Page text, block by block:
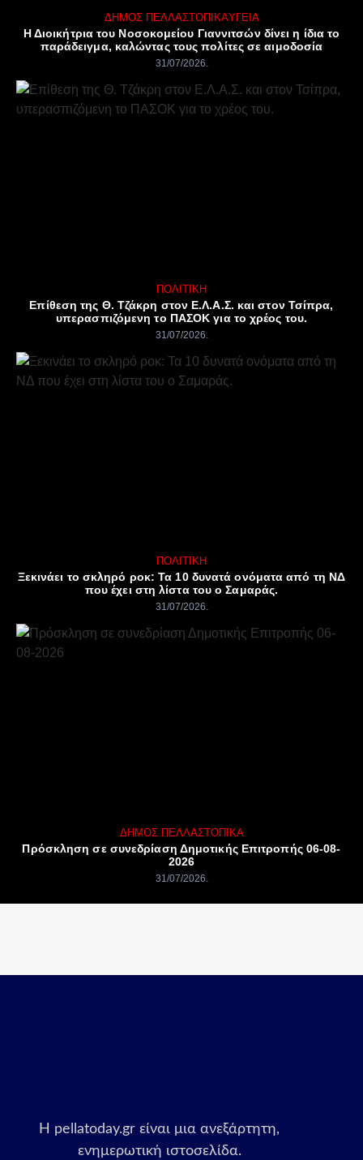
ΔΉΜΟΣ ΠΈΛΛΑΣΤΟΠΙΚΆΥΓΕΊΑ
Η Διοικήτρια του Νοσοκομείου Γιαννιτσών δίνει η ίδια το
παράδειγμα, καλώντας τους πολίτες σε αιμοδοσία
31/07/2026
ΠΟΛΙΤΙΚΉ
Επίθεση της Θ. Τζάκρη στον Ε.Λ.Α.Σ. και στον Τσίπρα,
υπερασπιζόμενη το ΠΑΣΟΚ για το χρέος του.
31/07/2026
ΠΟΛΙΤΙΚΉ
Ξεκινάει το σκληρό ροκ: Τα 10 δυνατά ονόματα από τη ΝΔ
που έχει στη λίστα του ο Σαμαράς.
31/07/2026
ΔΉΜΟΣ ΠΈΛΛΑΣΤΟΠΙΚΆ
Πρόσκληση σε συνεδρίαση Δημοτικής Επιτροπής 06-08-
2026
31/07/2026
Η pellatoday.gr είναι μια ανεξάρτητη,
ενημερωτική ιστοσελίδα.